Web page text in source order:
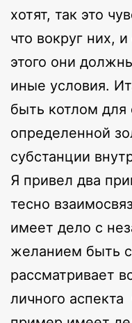
хотят, так это
что вокруг них,
этого они
иные условия.
быть котлом
определенной
субстанции
Я привел два
тесно
имеет дело с
желанием быть
рассматривает
личного